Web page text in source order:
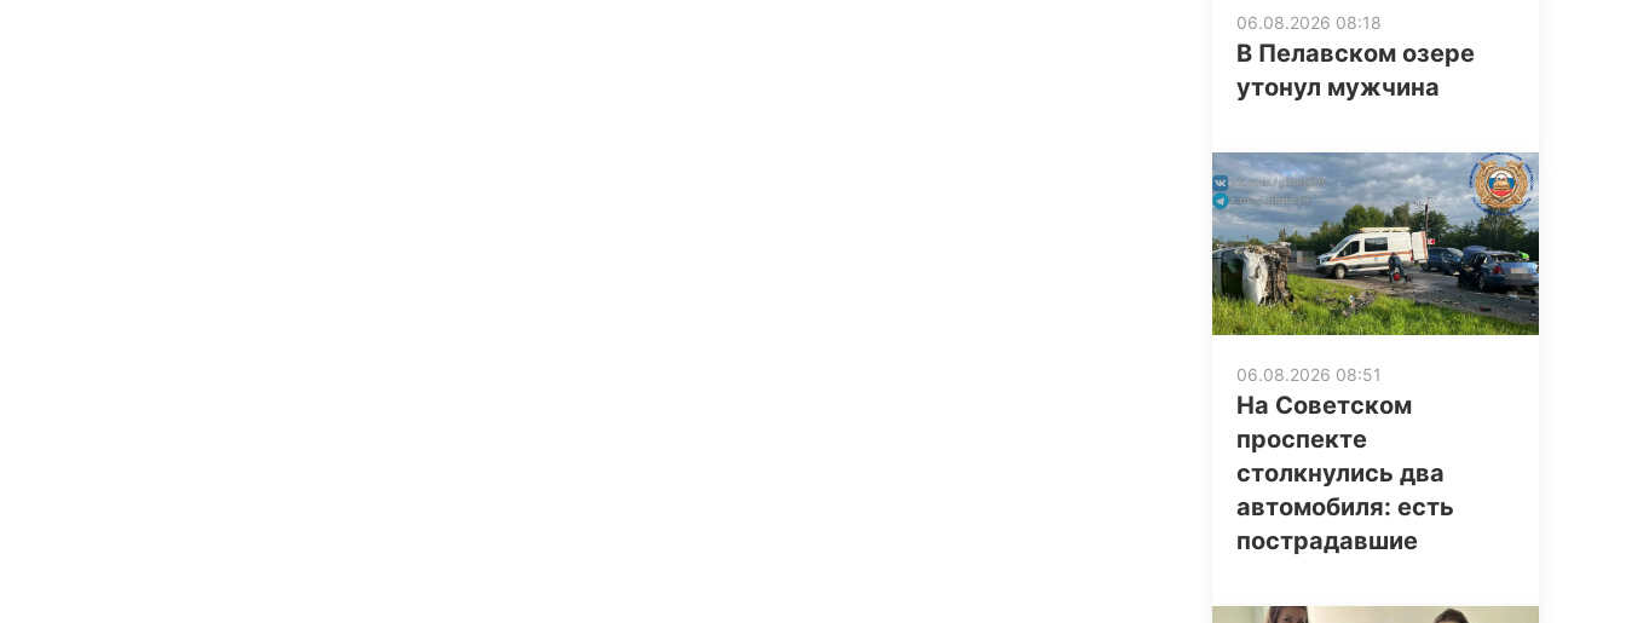
06.08.2026 08:18
В Пелавском озере
утонул мужчина
06.08.2026 08:51
На Советском
проспекте
столкнулись два
автомобиля: есть
пострадавшие